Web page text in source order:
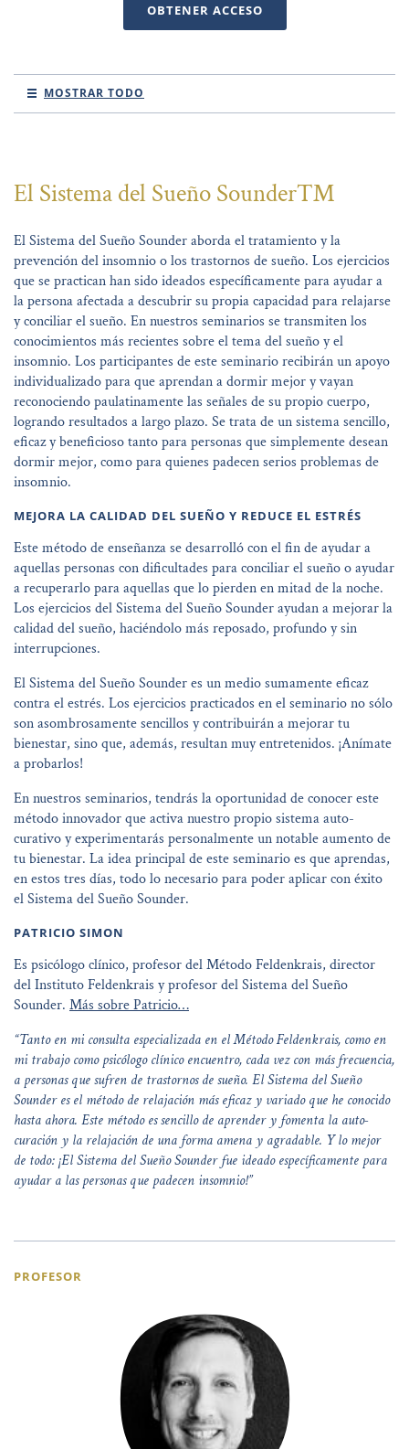
OBTENER ACCESO
MOSTRAR TODO
El Sistema del Sueño Sounder™
El Sistema del Sueño Sounder aborda el tratamiento y la
prevención del insomnio o los trastornos de sueño. Los ejercicios
que se practican han sido ideados específicamente para ayudar a
la persona afectada a descubrir su propia capacidad para relajarse
y conciliar el sueño. En nuestros seminarios se transmiten los
conocimientos más recientes sobre el tema del sueño y el
insomnio. Los participantes de este seminario recibirán un apoyo
individualizado para que aprendan a dormir mejor y vayan
reconociendo paulatinamente las señales de su propio cuerpo,
logrando resultados a largo plazo. Se trata de un sistema sencillo,
eficaz y beneficioso tanto para personas que simplemente desean
dormir mejor, como para quienes padecen serios problemas de
insomnio.
MEJORA LA CALIDAD DEL SUEÑO Y REDUCE EL ESTRÉS
Este método de enseñanza se desarrolló con el fin de ayudar a
aquellas personas con dificultades para conciliar el sueño o ayudar
a recuperarlo para aquellas que lo pierden en mitad de la noche.
Los ejercicios del Sistema del Sueño Sounder ayudan a mejorar la
calidad del sueño, haciéndolo más reposado, profundo y sin
interrupciones.
El Sistema del Sueño Sounder es un medio sumamente eficaz
contra el estrés. Los ejercicios practicados en el seminario no sólo
son asombrosamente sencillos y contribuirán a mejorar tu
bienestar, sino que, además, resultan muy entretenidos. ¡Anímate
a probarlos!
En nuestros seminarios, tendrás la oportunidad de conocer este
método innovador que activa nuestro propio sistema auto-
curativo y experimentarás personalmente un notable aumento de
tu bienestar. La idea principal de este seminario es que aprendas,
en estos tres días, todo lo necesario para poder aplicar con éxito
el Sistema del Sueño Sounder.
PATRICIO SIMON
Es psicólogo clínico, profesor del Método Feldenkrais, director
del Instituto Feldenkrais y profesor del Sistema del Sueño
Sounder. Más sobre Patricio…
“Tanto en mi consulta especializada en el Método Feldenkrais, como en
mi trabajo como psicólogo clínico encuentro, cada vez con más frecuencia,
a personas que sufren de trastornos de sueño. El Sistema del Sueño
Sounder es el método de relajación más eficaz y variado que he conocido
hasta ahora. Este método es sencillo de aprender y fomenta la auto-
curación y la relajación de una forma amena y agradable. Y lo mejor
de todo: ¡El Sistema del Sueño Sounder fue ideado específicamente para
ayudar a las personas que padecen insomnio!”
PROFESOR